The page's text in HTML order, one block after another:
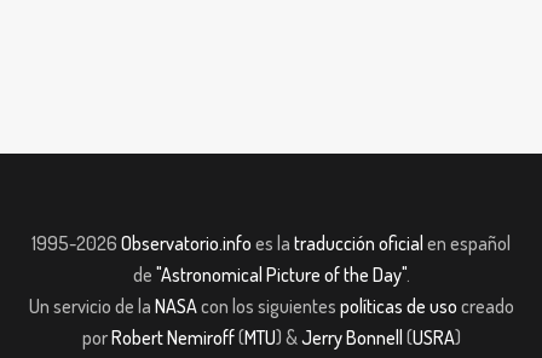
1995-2026 Observatorio.info es la traducción oficial en español
de "Astronomical Picture of the Day".
Un servicio de la NASAcon los siguientes políticas de uso creado
porRobert Nemiroff(MTU) &Jerry Bonnell (USRA)